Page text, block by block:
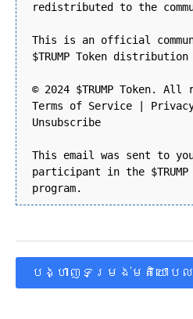
redistributed to the
This is an official
$TRUMP Token distribution
© 2024 $TRUMP Token.
Terms of Service |
Unsubscribe
This email was sent to
participant in the
program.
បង្ហាញទម្រង់មតិយោបល់